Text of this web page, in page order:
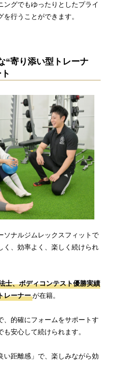
ングでもゆったりとしたプライ
行うことができます。
“寄り添い型トレーナ
ソナルジムレックスフィットで
く、効率よく、楽しく続けられ
士、ボディコンテスト優勝実績
レーナーが在籍。
、的確にフォームをサポートす
安心して続けられます。
い距離感」で、楽しみながら効